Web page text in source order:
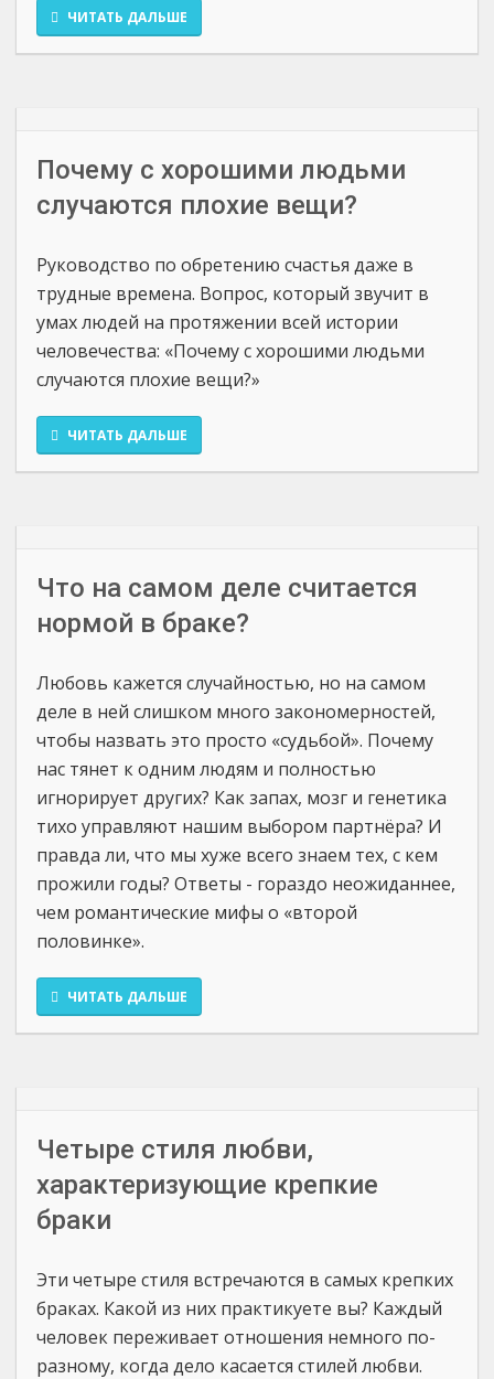
ЧИТАТЬ ДАЛЬШЕ
Почему с хорошими людьми
случаются плохие вещи?
Руководство по обретению счастья даже в
трудные времена. Вопрос, который звучит в
умах людей на протяжении всей истории
человечества: «Почему с хорошими людьми
случаются плохие вещи?»
ЧИТАТЬ ДАЛЬШЕ
Что на самом деле считается
нормой в браке?
Любовь кажется случайностью, но на самом
деле в ней слишком много закономерностей,
чтобы назвать это просто «судьбой». Почему
нас тянет к одним людям и полностью
игнорирует других? Как запах, мозг и генетика
тихо управляют нашим выбором партнёра? И
правда ли, что мы хуже всего знаем тех, с кем
прожили годы? Ответы - гораздо неожиданнее,
чем романтические мифы о «второй
половинке».
ЧИТАТЬ ДАЛЬШЕ
Четыре стиля любви,
характеризующие крепкие
браки
Эти четыре стиля встречаются в самых крепких
браках. Какой из них практикуете вы? Каждый
человек переживает отношения немного по-
разному, когда дело касается стилей любви.